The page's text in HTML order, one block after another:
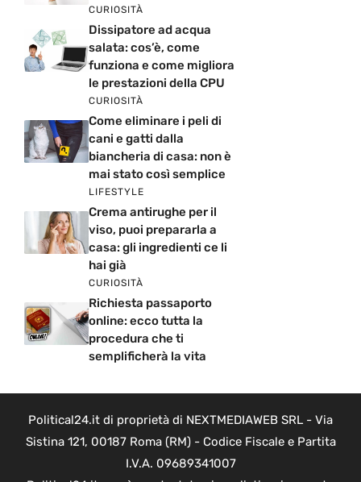
CURIOSITÀ
Dissipatore ad acqua
salata: cos’è, come
funziona e come migliora
le prestazioni della CPU
CURIOSITÀ
Come eliminare i peli di
cani e gatti dalla
biancheria di casa: non è
mai stato così semplice
LIFESTYLE
Crema antirughe per il
viso, puoi prepararla a
casa: gli ingredienti ce li
hai già
CURIOSITÀ
Richiesta passaporto
online: ecco tutta la
procedura che ti
semplificherà la vita
Political24.it di proprietà di NEXTMEDIAWEB SRL - Via
Sistina 121, 00187 Roma (RM) - Codice Fiscale e Partita
I.V.A. 09689341007